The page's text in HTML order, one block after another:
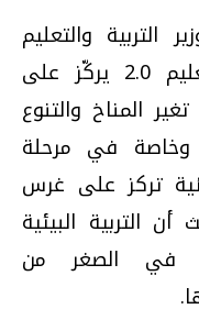
والتعليم
الفني، أن النظام الجديد للتعليم 2.0 يركّز على
المناخ والتنوع
وخاصة في مرحلة
تركز على غرس
أن التربية البيئية
في الصغر من